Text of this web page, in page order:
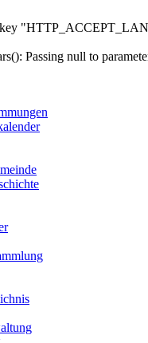
key
Passing null to